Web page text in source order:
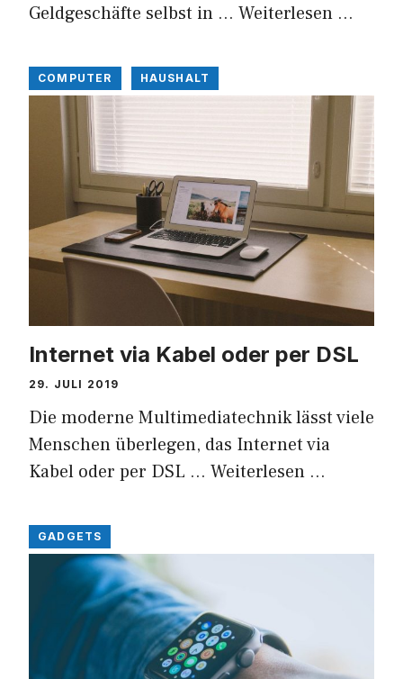
Geldgeschäfte selbst in … Weiterlesen …
COMPUTER HAUSHALT
Internet via Kabel oder per DSL
29. JULI 2019
Die moderne Multimediatechnik lässt viele
Menschen überlegen, das Internet via
Kabel oder per DSL … Weiterlesen …
GADGETS